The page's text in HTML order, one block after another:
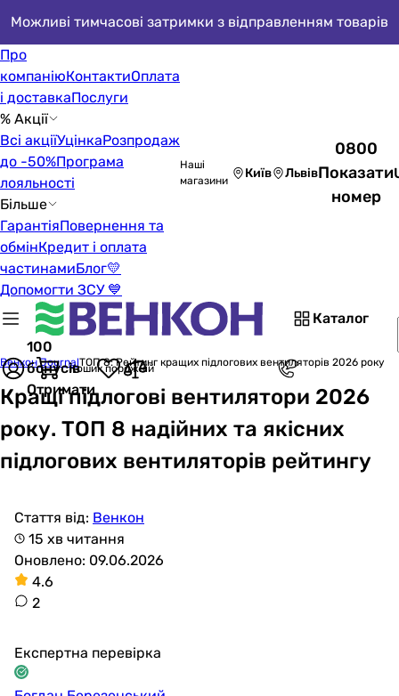
Можливі тимчасові затримки з відправленням товарів
Про
компаніюКонтактиОплата
і доставкаПослуги
% Акції
Всі акціїУцінкаРозпродаж
до -50%Програма
лояльності
Більше
ГарантіяПовернення та
обмінКредит і оплата
частинамиБлог💛
Допомогти ЗСУ 💙
Наші
магазини
Київ Львів
0800
Показати
номер
Каталог
100
бонусів
Отримати
Кошик порожній
Венкон JournalТОП 8: Рейтинг кращих підлогових вентиляторів 2026 року
Кращі підлогові вентилятори 2026
року. ТОП 8 надійних та якісних
підлогових вентиляторів рейтингу
Стаття від: Венкон
15 хв читання
Оновлено: 09.06.2026
4.6
2
Експертна перевірка